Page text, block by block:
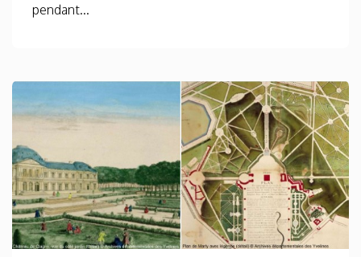
pendant...